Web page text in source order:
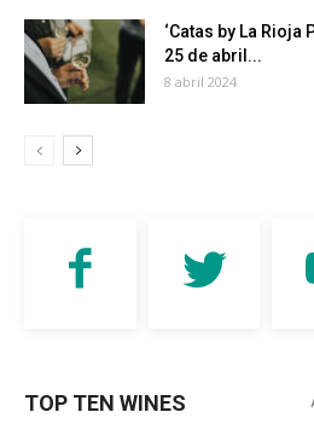
‘Catas by La Rioja
25 de abril...
8 abril 2024
TOP TEN WINES